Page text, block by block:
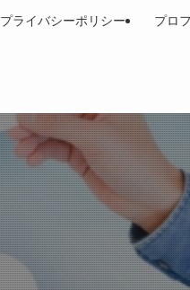
プライバシーポリシー プロ